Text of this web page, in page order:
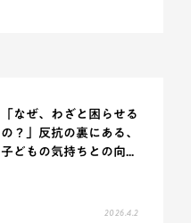
「なぜ、わざと困らせる
の？」反抗の裏にある、
子どもの気持ちとの向...
2026.4.2